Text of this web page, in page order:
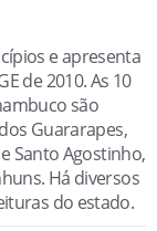
e apresenta
de 2010. As 10
são
Guararapes,
Santo Agostinho,
Há diversos
do estado.